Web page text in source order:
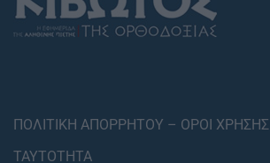
ΠΟΛΙΤΙΚΗ ΑΠΟΡΡΗΤΟΥ – ΟΡΟΙ ΧΡΗΣΗΣ
ΤΑΥΤΟΤΗΤΑ